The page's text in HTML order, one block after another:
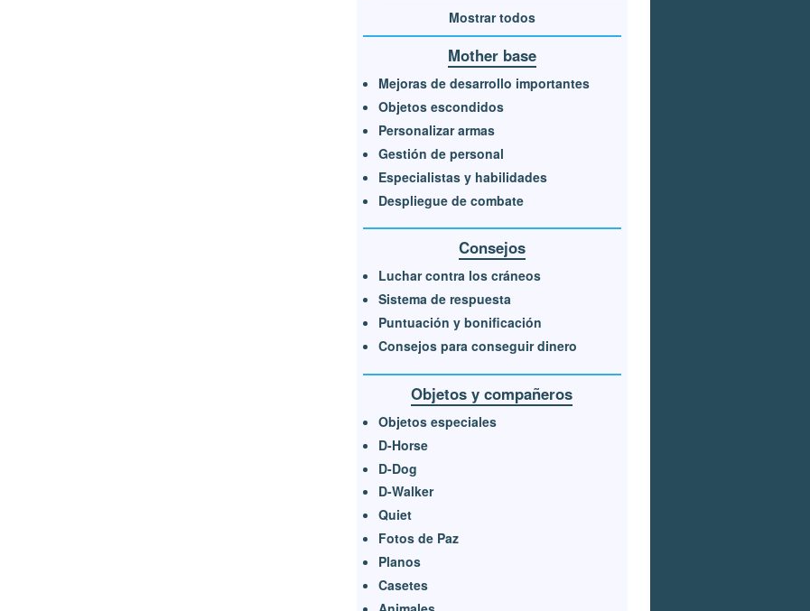
Mostrar todos
Mother base
Mejoras de desarrollo importantes
Objetos escondidos
Personalizar armas
Gestión de personal
Especialistas y habilidades
Despliegue de combate
Consejos
Luchar contra los cráneos
Sistema de respuesta
Puntuación y bonificación
Consejos para conseguir dinero
Objetos y compañeros
Objetos especiales
D-Horse
D-Dog
D-Walker
Quiet
Fotos de Paz
Planos
Casetes